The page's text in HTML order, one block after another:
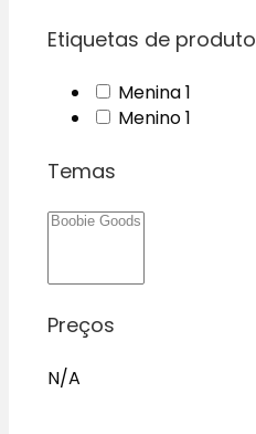
Etiquetas de produto
Menina1
Menino1
Temas
Preços
N/A